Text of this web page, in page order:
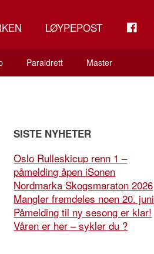
LØYPEPOST
Paraidrett Master
SISTE NYHETER
Oslo Rulleskicup renn 1 –
påmelding åpen iSonen
Nordmarka Skogsmaraton 2026
Mangler fremdeles noen 20. juni
Påmelding til ny sesong er klar!
Våren er her – sykler du ?